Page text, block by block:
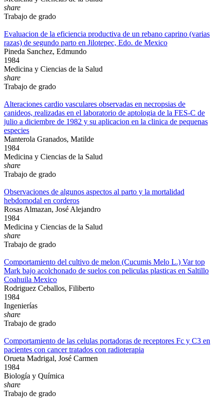
share
Trabajo de grado
Evaluacion de la eficiencia productiva de un rebano caprino (varias
razas) de segundo parto en Jilotepec, Edo. de Mexico
Pineda Sanchez, Edmundo
1984
Medicina y Ciencias de la Salud
share
Trabajo de grado
Alteraciones cardio vasculares observadas en necropsias de
canideos, realizadas en el laboratorio de aptologia de la FES-C de
julio a diciembre de 1982 y su aplicacion en la clinica de pequenas
especies
Manterola Granados, Matilde
1984
Medicina y Ciencias de la Salud
share
Trabajo de grado
Observaciones de algunos aspectos al parto y la mortalidad
hebdomodal en corderos
Rosas Almazan, José Alejandro
1984
Medicina y Ciencias de la Salud
share
Trabajo de grado
Comportamiento del cultivo de melon (Cucumis Melo L.) Var top
Mark bajo acolchonado de suelos con peliculas plasticas en Saltillo
Coahuila Mexico
Rodriguez Ceballos, Filiberto
1984
Ingenierías
share
Trabajo de grado
Comportamiento de las celulas portadoras de receptores Fc y C3 en
pacientes con cancer tratados con radioterapia
Orueta Madrigal, José Carmen
1984
Biología y Química
share
Trabajo de grado